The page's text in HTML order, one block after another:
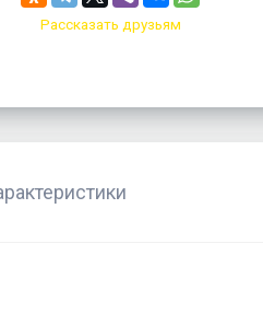
Рассказать друзьям